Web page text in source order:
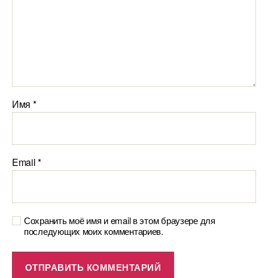
Имя *
Email*
Сохранить моё имя и email в этом браузере для
последующих моих комментариев.